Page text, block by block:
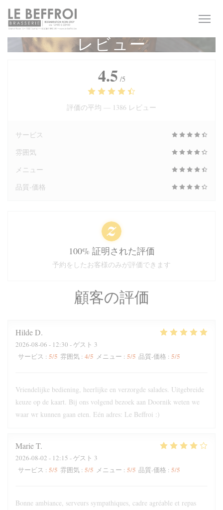
クッキー利用の管理について
レビュー
顧客の評価
HildeD
2026-08-06 - 12:30 - ゲスト 3
サービス : 5/5 雰囲気 : 4/5 メニュー : 5/5 品質-価格 : 5/5
Vriendelijke bediening, heerlijke en verzorgde salades. Uitgebreide
keuze op de kaart. Bij ons volgend bezoek aan Doornik weten we
waar wr kunnen gaan eten. Eén adres: Le Beffroi :)
MarieT
2026-08-02 - 12:15 - ゲスト 3
サービス : 5/5 雰囲気 : 5/5 メニュー : 5/5 品質-価格 : 5/5
Bonne ambiance, serveurs sympathiques, cadre agréable et repas
4.5 /5
評価の平均 — 1386 レビュー
サービス
雰囲気
メニュー
品質-価格
100% 証明された評価
予約をしたお客様のみが評価できます